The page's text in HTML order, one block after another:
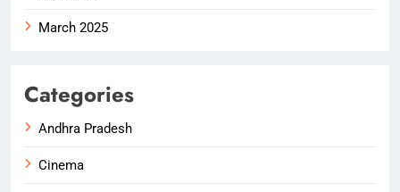
March 2025
Categories
Andhra Pradesh
Cinema